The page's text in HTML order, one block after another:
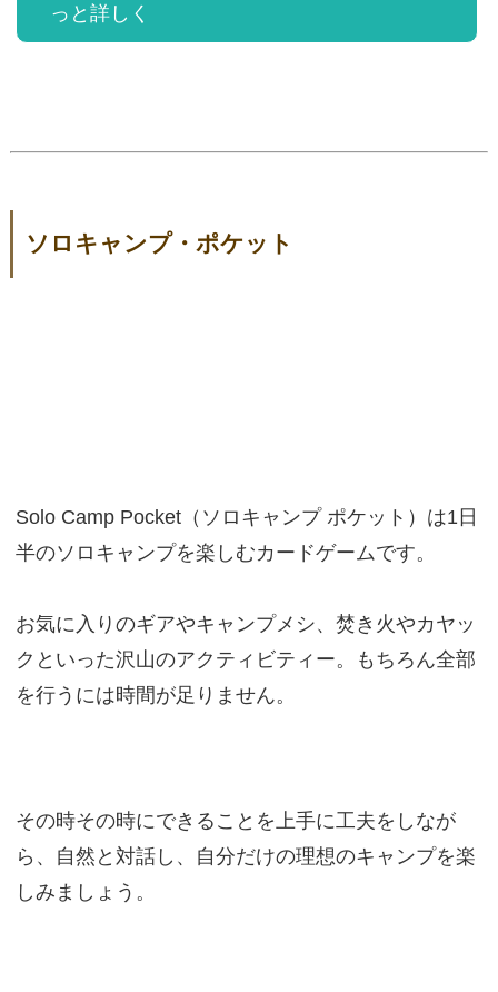
っと詳しく
ソロキャンプ・ポケット
Solo Camp Pocket（ソロキャンプ ポケット）は1日
半のソロキャンプを楽しむカードゲームです。
お気に入りのギアやキャンプメシ、焚き火やカヤッ
クといった沢山のアクティビティー。もちろん全部
を行うには時間が足りません。
その時その時にできることを上手に工夫をしなが
ら、自然と対話し、自分だけの理想のキャンプを楽
しみましょう。